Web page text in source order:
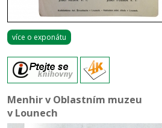
více o exponátu
Menhir v Oblastním muzeu
v Lounech